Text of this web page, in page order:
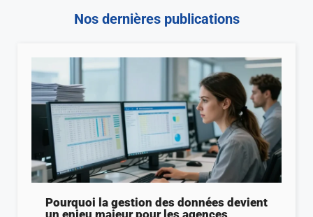
Nos dernières publications
Pourquoi la gestion des données devient